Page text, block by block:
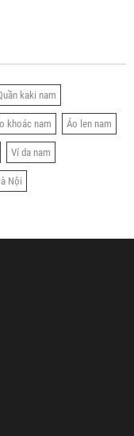
kaki nam
khoác nam Áo len nam
Ví da nam
Nội